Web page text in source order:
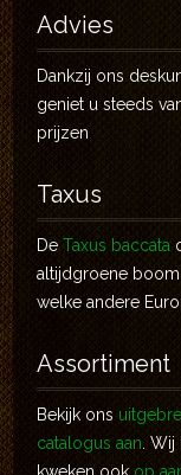
ASSORTIMENT
CONTACT
Advies
Dankzij ons
geniet u steeds
prijzen
Taxus
DeTaxus baccata
altijdgroene
welke andere
Assortiment
Bekijk ons
catalogus aan .